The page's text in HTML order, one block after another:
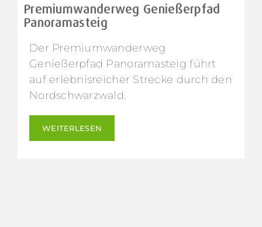
Premiumwanderweg Genießerpfad
Panoramasteig
Der Premiumwanderweg
Genießerpfad Panoramasteig führt
auf erlebnisreicher Strecke durch den
Nordschwarzwald.
WEITERLESEN